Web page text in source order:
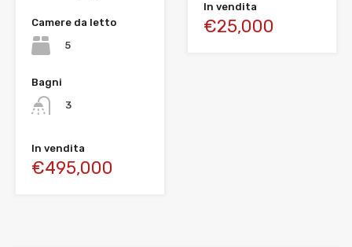
Camere da letto
5
Bagni
3
In vendita
€495,000
In vendita
€25,000